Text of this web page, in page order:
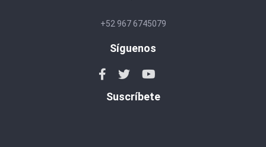
+52 967 6745079
Síguenos
Suscríbete